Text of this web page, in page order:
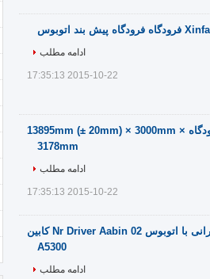
ادامه مطلب
2015-10-22 17:35:13
4 سیلندر دیزل موتور انتقال فرودگاه 13895mm (± 20mm) × 3000mm ×
3178mm
ادامه مطلب
2015-10-22 17:35:13
اتوبوس با موتور دیزل اتوبوسرانی با اتوبوس 02 Nr Driver Aabin کابین
A5300
ادامه مطلب